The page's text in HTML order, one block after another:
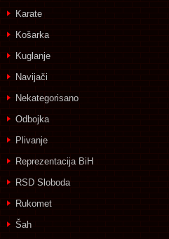
Karate
Košarka
Kuglanje
Navijači
Nekategorisano
Odbojka
Plivanje
Reprezentacija BiH
RSD Sloboda
Rukomet
Šah